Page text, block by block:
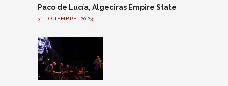
Paco de Lucía, Algeciras Empire State
31 DICIEMBRE, 2023